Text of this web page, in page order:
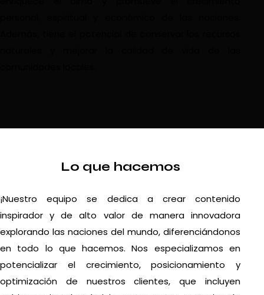
Lo que hacemos
¡Nuestro equipo se dedica a crear contenido
inspirador y de alto valor de manera innovadora
explorando las naciones del mundo, diferenciándonos
en todo lo que hacemos. Nos especializamos en
potencializar el crecimiento, posicionamiento y
optimización de nuestros clientes, que incluyen